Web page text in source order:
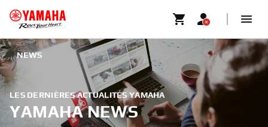
NEWS
LES DERNIÈRES ACTUALITÉS YAMAHA
YAMAHA NEWS